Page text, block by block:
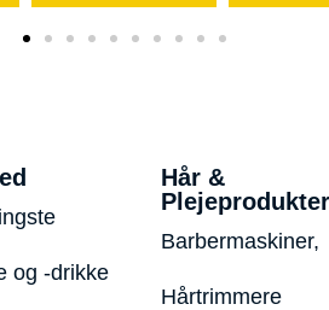
og -drikke
Hår &
Plejeprodukter
Barbermaskiner,
Hårtrimmere